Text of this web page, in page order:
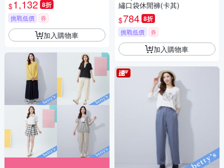
$1,132 8折
挑戰低價 券
加入購物車
繡口袋休閒褲(卡其)
$784 8折
挑戰低價 券
加入購物車